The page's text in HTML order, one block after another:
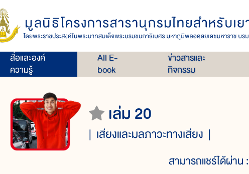
สื่อและองค์
ความรู้
All E-
book
ข่าวสารและ
กิจกรรม
เล่ม 20
เสียงและมลภาวะทางเสียง
สามารถแชร์ได้ผ่าน :